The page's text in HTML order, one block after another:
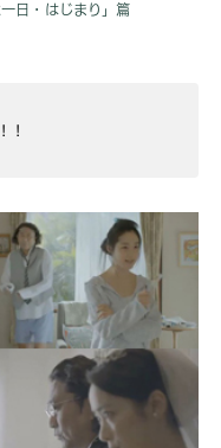
日・はじまり」篇
！